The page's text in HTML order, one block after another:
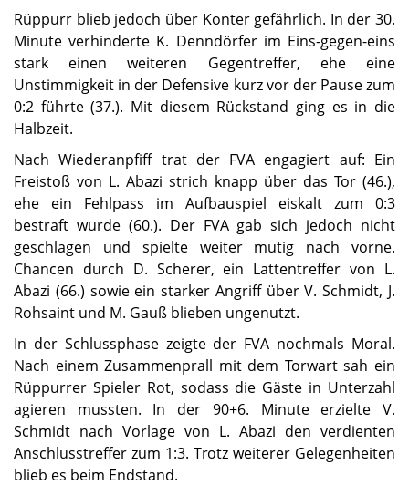
Rüppurr blieb jedoch über Konter gefährlich. In der 30.
Minute verhinderte K. Denndörfer im Eins-gegen-eins
stark einen weiteren Gegentreffer, ehe eine
Unstimmigkeit in der Defensive kurz vor der Pause zum
0:2 führte (37.). Mit diesem Rückstand ging es in die
Halbzeit.
Nach Wiederanpfiff trat der FVA engagiert auf: Ein
Freistoß von L. Abazi strich knapp über das Tor (46.),
ehe ein Fehlpass im Aufbauspiel eiskalt zum 0:3
bestraft wurde (60.). Der FVA gab sich jedoch nicht
geschlagen und spielte weiter mutig nach vorne.
Chancen durch D. Scherer, ein Lattentreffer von L.
Abazi (66.) sowie ein starker Angriff über V. Schmidt, J.
Rohsaint und M. Gauß blieben ungenutzt.
In der Schlussphase zeigte der FVA nochmals Moral.
Nach einem Zusammenprall mit dem Torwart sah ein
Rüppurrer Spieler Rot, sodass die Gäste in Unterzahl
agieren mussten. In der 90+6. Minute erzielte V.
Schmidt nach Vorlage von L. Abazi den verdienten
Anschlusstreffer zum 1:3. Trotz weiterer Gelegenheiten
blieb es beim Endstand.